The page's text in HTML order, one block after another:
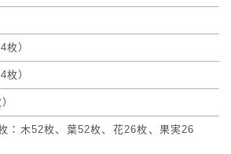
枚）
枚）
：木52枚、葉52枚、花26枚、果実26